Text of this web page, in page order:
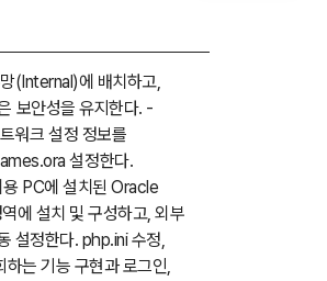
(Internal)에 배치하고,
보안성을 유지한다. -
워크 설정 정보를
설정한다.
PC에 설치된 Oracle
에 설치 및 구성하고, 외부
설정한다. php.ini 수정,
는 기능 구현과 로그인,